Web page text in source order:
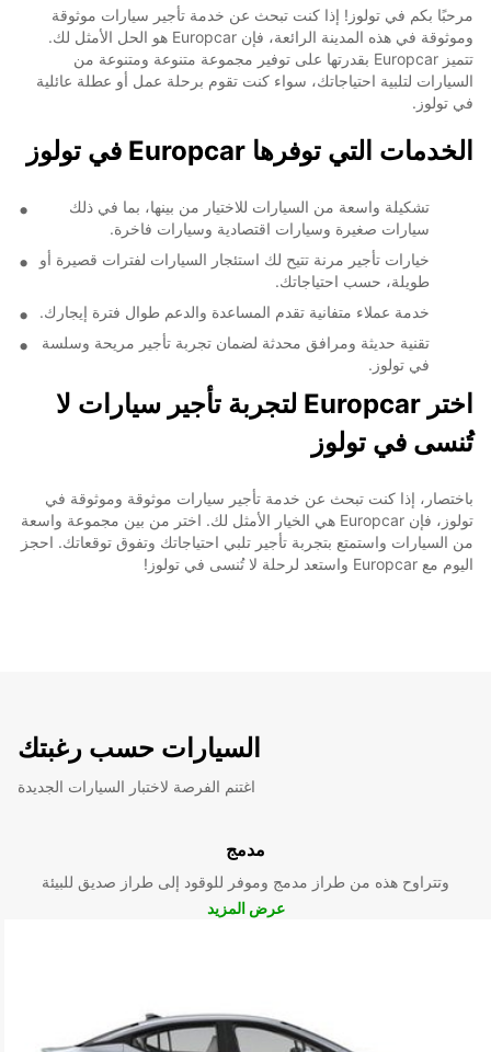
مرحبًا بكم في تولوز! إذا كنت تبحث عن خدمة تأجير سيارات موثوقة
وموثوقة في هذه المدينة الرائعة، فإن Europcar هو الحل الأمثل لك.
تتميز Europcar بقدرتها على توفير مجموعة متنوعة ومتنوعة من
السيارات لتلبية احتياجاتك، سواء كنت تقوم برحلة عمل أو عطلة عائلية
في تولوز.
الخدمات التي توفرها Europcar في تولوز
تشكيلة واسعة من السيارات للاختيار من بينها، بما في ذلك
سيارات صغيرة وسيارات اقتصادية وسيارات فاخرة.
خيارات تأجير مرنة تتيح لك استئجار السيارات لفترات قصيرة أو
طويلة، حسب احتياجاتك.
خدمة عملاء متفانية تقدم المساعدة والدعم طوال فترة إيجارك.
تقنية حديثة ومرافق محدثة لضمان تجربة تأجير مريحة وسلسة
في تولوز.
اختر Europcar لتجربة تأجير سيارات لا
تُنسى في تولوز
باختصار، إذا كنت تبحث عن خدمة تأجير سيارات موثوقة وموثوقة في
تولوز، فإن Europcar هي الخيار الأمثل لك. اختر من بين مجموعة واسعة
من السيارات واستمتع بتجربة تأجير تلبي احتياجاتك وتفوق توقعاتك. احجز
اليوم مع Europcar واستعد لرحلة لا تُنسى في تولوز!
السيارات حسب رغبتك
اغتنم الفرصة لاختبار السيارات الجديدة
مدمج
وتتراوح هذه من طراز مدمج وموفر للوقود إلى طراز صديق للبيئة
عرض المزيد